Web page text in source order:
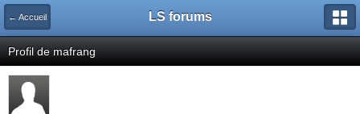
← Accueil LS forums
Profil de mafrang